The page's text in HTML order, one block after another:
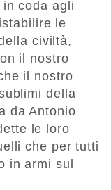
in coda agli
le
civiltà,
il nostro
il nostro
della
da Antonio
le loro
che per tutti
in armi sul